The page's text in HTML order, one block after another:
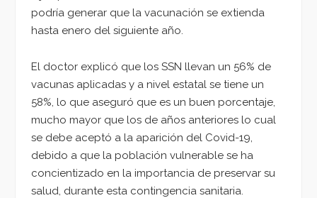
podría generar que la vacunación se extienda
hasta enero del siguiente año.
El doctor explicó que los SSN llevan un 56% de
vacunas aplicadas y a nivel estatal se tiene un
58%, lo que aseguró que es un buen porcentaje,
mucho mayor que los de años anteriores lo cual
se debe aceptó a la aparición del Covid-19,
debido a que la población vulnerable se ha
concientizado en la importancia de preservar su
salud, durante esta contingencia sanitaria.